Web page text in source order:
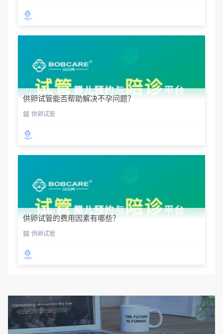
供卵试管能否帮助解决不孕问题？
供卵试管
供卵试管的费用因素有哪些？
供卵试管